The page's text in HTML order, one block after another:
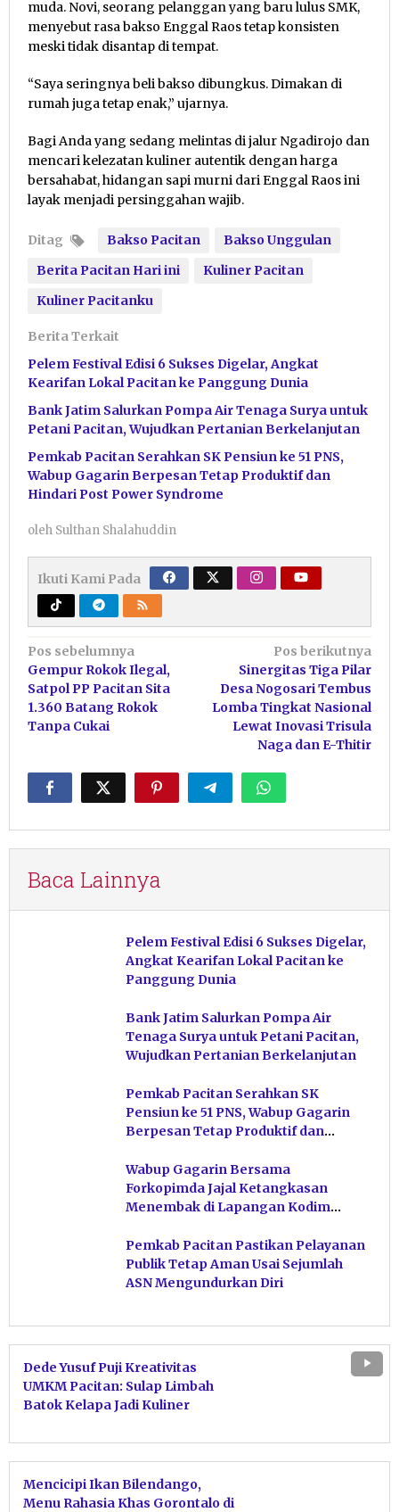
muda. Novi, seorang pelanggan yang baru lulus SMK,
menyebut rasa bakso Enggal Raos tetap konsisten
meski tidak disantap di tempat.
“Saya seringnya beli bakso dibungkus. Dimakan di
rumah juga tetap enak,” ujarnya.
Bagi Anda yang sedang melintas di jalur Ngadirojo dan
mencari kelezatan kuliner autentik dengan harga
bersahabat, hidangan sapi murni dari Enggal Raos ini
layak menjadi persinggahan wajib.
Ditag Bakso Pacitan
Bakso Unggulan
Berita Pacitan Hari ini
Kuliner Pacitan
Kuliner Pacitanku
Berita Terkait
Pelem Festival Edisi 6 Sukses Digelar, Angkat
Kearifan Lokal Pacitan ke Panggung Dunia
Bank Jatim Salurkan Pompa Air Tenaga Surya untuk
Petani Pacitan, Wujudkan Pertanian Berkelanjutan
Pemkab Pacitan Serahkan SK Pensiun ke 51 PNS,
Wabup Gagarin Berpesan Tetap Produktif dan
Hindari Post Power Syndrome
oleh Sulthan Shalahuddin
Ikuti Kami Pada
Navigasi
pos
Pos sebelumnya
Gempur Rokok Ilegal,
Satpol PP Pacitan Sita
1.360 Batang Rokok
Tanpa Cukai
Pos berikutnya
Sinergitas Tiga Pilar
Desa Nogosari Tembus
Lomba Tingkat Nasional
Lewat Inovasi Trisula
Naga dan E-Thitir
Baca Lainnya
Pelem Festival Edisi 6 Sukses Digelar,
Angkat Kearifan Lokal Pacitan ke
Panggung Dunia
Bank Jatim Salurkan Pompa Air
Tenaga Surya untuk Petani Pacitan,
Wujudkan Pertanian Berkelanjutan
Pemkab Pacitan Serahkan SK
Pensiun ke 51 PNS, Wabup Gagarin
Berpesan Tetap Produktif dan
Wabup Gagarin Bersama
Forkopimda Jajal Ketangkasan
Menembak di Lapangan Kodim
Pemkab Pacitan Pastikan Pelayanan
Publik Tetap Aman Usai Sejumlah
ASN Mengundurkan Diri
Dede Yusuf Puji Kreativitas
UMKM Pacitan: Sulap Limbah
Batok Kelapa Jadi Kuliner
Mencicipi Ikan Bilendango,
Menu Rahasia Khas Gorontalo di